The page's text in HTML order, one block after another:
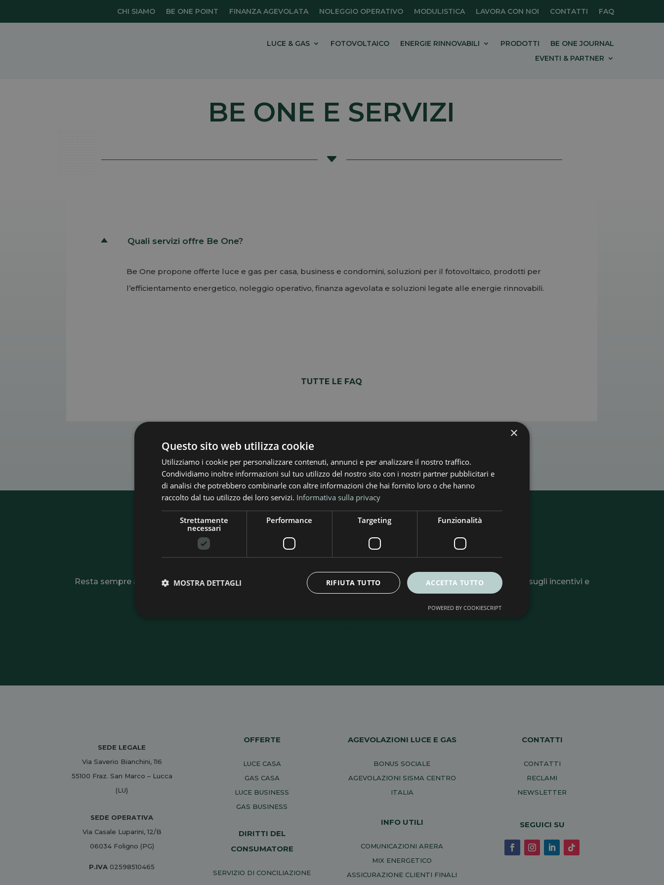
CHI SIAMO BE ONE POINT FINANZA AGEVOLATA NOLEGGIO OPERATIVO MODULISTICA LAVORA CON NOI CONTATTI FAQ
LUCE & GAS FOTOVOLTAICO ENERGIE RINNOVABILI PRODOTTI
BE ONE JOURNAL
EVENTI & PARTNER
BE ONE E SERVIZI
C
D Quali servizi offre Be One?
Be One propone offerte luce e gas per casa, business e condomini, soluzioni per il fotovoltaico, prodotti per
l’efficientamento energetico, noleggio operativo, finanza agevolata e soluzioni legate alle energie rinnovabili.
TUTTE LE FAQ
Iscriviti alla nostra Newsletter
Resta sempre aggiornato su novità, offerte e soluzioni per l’efficienza energetica. Ricevi consigli utili, informazioni sugli incentivi e
tutte le opportunità per risparmiare e rendere più sostenibile la tua casa o la tua azienda.
SEDE LEGALE
Via Saverio Bianchini, 116
55100 Fraz. San Marco – Lucca
(LU)
SEDE OPERATIVA
Via Casale Luparini, 12/B
06034 Foligno (PG)
P.IVA 02598510465
OFFERTE
LUCE CASA
GAS CASA
LUCE BUSINESS
GAS BUSINESS
DIRITTI DEL
CONSUMATORE
SERVIZIO DI CONCILIAZIONE
AGEVOLAZIONI LUCE E GAS
BONUS SOCIALE
AGEVOLAZIONI SISMA CENTRO
ITALIA
INFO UTILI
COMUNICAZIONI ARERA
MIX ENERGETICO
ASSICURAZIONE CLIENTI FINALI
CONTATTI
CONTATTI
RECLAMI
NEWSLETTER
SEGUICI SU
×
Questo sito web utilizza cookie
Utilizziamo i cookie per personalizzare contenuti, annunci e per analizzare il nostro traffico.
Condividiamo inoltre informazioni sul tuo utilizzo del nostro sito con i nostri partner pubblicitari e
di analisi che potrebbero combinarle con altre informazioni che hai fornito loro o che hanno
raccolto dal tuo utilizzo dei loro servizi. Informativa sulla privacy
Strettamente
necessari
Performance Targeting Funzionalità
ACCETTA TUTTO
RIFIUTA TUTTO
MOSTRA DETTAGLI
POWERED BY COOKIESCRIPT